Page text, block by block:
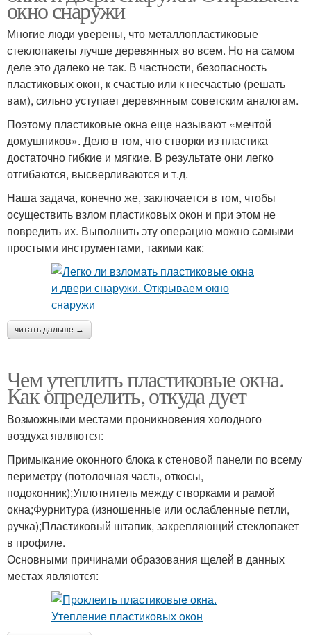
окно снаружи
Многие люди уверены, что металлопластиковые
стеклопакеты лучше деревянных во всем. Но на самом
деле это далеко не так. В частности, безопасность
пластиковых окон, к счастью или к несчастью (решать
вам), сильно уступает деревянным советским аналогам.
Поэтому пластиковые окна еще называют «мечтой
домушников». Дело в том, что створки из пластика
достаточно гибкие и мягкие. В результате они легко
отгибаются, высверливаются и т.д.
Наша задача, конечно же, заключается в том, чтобы
осуществить взлом пластиковых окон и при этом не
повредить их. Выполнить эту операцию можно самыми
простыми инструментами, такими как:
читать дальше →
Чем утеплить пластиковые окна.
Как определить, откуда дует
Возможными местами проникновения холодного
воздуха являются:
Примыкание оконного блока к стеновой панели по всему
периметру (потолочная часть, откосы,
подоконник);Уплотнитель между створками и рамой
окна;Фурнитура (изношенные или ослабленные петли,
ручка);Пластиковый штапик, закрепляющий стеклопакет
в профиле.
Основными причинами образования щелей в данных
местах являются: